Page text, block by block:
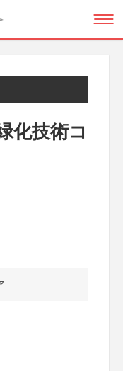
化技術コ